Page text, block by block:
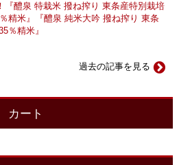
『醴泉 特栽米 撥ね搾り 東条産特別栽培
精米』『醴泉 純米大吟 撥ね搾り 東条
％精米』
過去の記事を見る
カート